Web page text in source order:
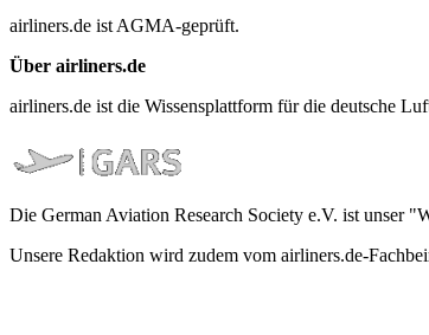
airliners.de ist AGMA-geprüft.
Über airliners.de
airliners.de ist die Wissensplattform für die deutsche
Die German Aviation Research Society e.V. ist unser
Unsere Redaktion wird zudem vom airliners.de-